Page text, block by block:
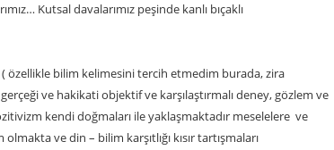
Kutsal davalarımız peşinde kanlı bıçaklı
özellikle bilim kelimesini tercih etmedim burada, zira
ve hakikati objektif ve karşılaştırmalı deney, gözlem ve
kendi doğmaları ile yaklaşmaktadır meselelere ve
ve din – bilim karşıtlığı kısır tartışmaları